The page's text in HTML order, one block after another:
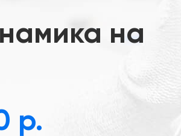
на
р.